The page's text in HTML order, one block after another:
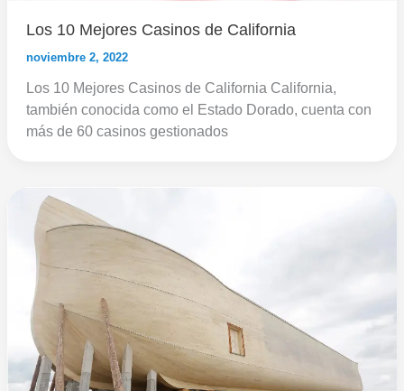
Los 10 Mejores Casinos de California
noviembre 2, 2022
Los 10 Mejores Casinos de California California,
también conocida como el Estado Dorado, cuenta con
más de 60 casinos gestionados